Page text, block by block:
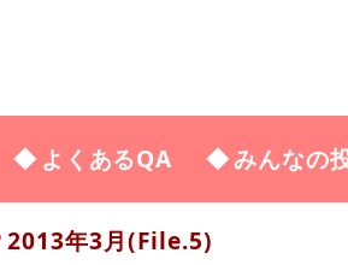
よくあるQA みんなの
2013年3月(File.5)